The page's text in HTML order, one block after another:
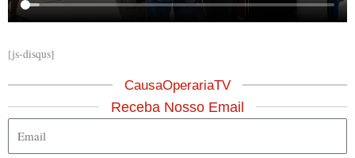
[js-disqus]
CausaOperariaTV
Receba Nosso Email